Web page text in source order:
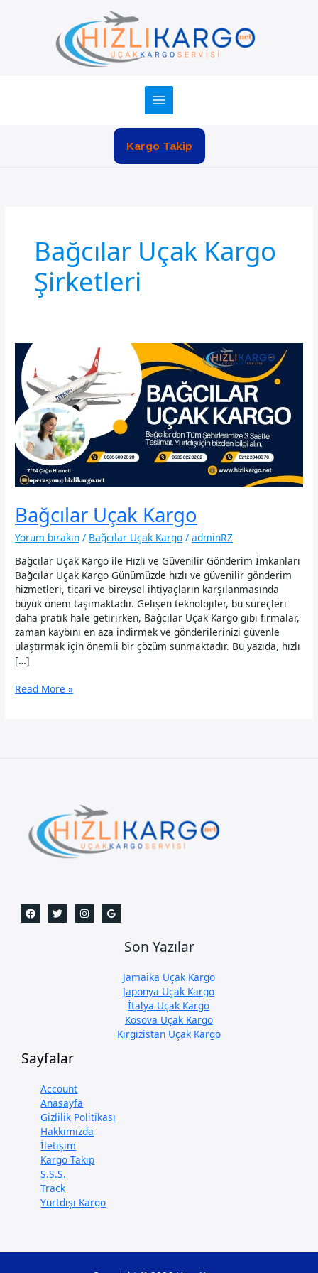
Kargo Takip
Bağcılar Uçak Kargo
Şirketleri
Bağcılar Uçak Kargo
Yorum bırakın / Bağcılar Uçak Kargo /adminRZ
Bağcılar Uçak Kargo ile Hızlı ve Güvenilir Gönderim İmkanları
Bağcılar Uçak Kargo Günümüzde hızlı ve güvenilir gönderim
hizmetleri, ticari ve bireysel ihtiyaçların karşılanmasında
büyük önem taşımaktadır. Gelişen teknolojiler, bu süreçleri
daha pratik hale getirirken, Bağcılar Uçak Kargo gibi firmalar,
zaman kaybını en aza indirmek ve gönderilerinizi güvenle
ulaştırmak için önemli bir çözüm sunmaktadır. Bu yazıda, hızlı
[…]
Bağcılar
Read More »
Son Yazılar
Jamaika Uçak Kargo
Japonya Uçak Kargo
İtalya Uçak Kargo
Kosova Uçak Kargo
Kırgızistan Uçak Kargo
Sayfalar
Account
Anasayfa
Gizlilik Politikası
Hakkımızda
İletişim
Kargo Takip
S.S.S.
Track
Yurtdışı Kargo